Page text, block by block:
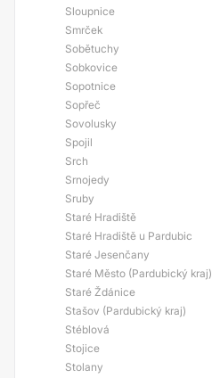
Sloupnice
Smrček
Sobětuchy
Sobkovice
Sopotnice
Sopřeč
Sovolusky
Spojil
Srch
Srnojedy
Sruby
Staré Hradiště
Staré Hradiště u Pardubic
Staré Jesenčany
Staré Město (Pardubický kraj)
Staré Ždánice
Stašov (Pardubický kraj)
Stéblová
Stojice
Stolany